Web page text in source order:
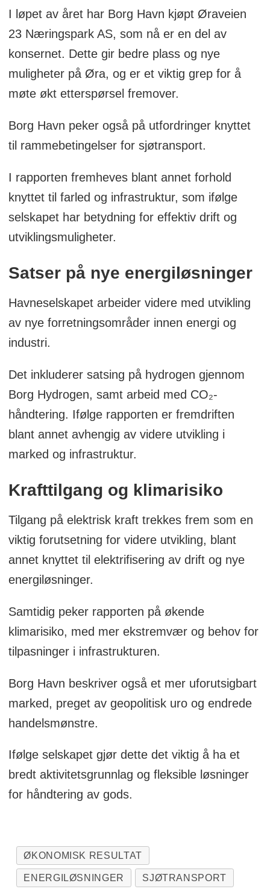
I løpet av året har Borg Havn kjøpt Øraveien
23 Næringspark AS, som nå er en del av
konsernet. Dette gir bedre plass og nye
muligheter på Øra, og er et viktig grep for å
møte økt etterspørsel fremover.
Borg Havn peker også på utfordringer knyttet
til rammebetingelser for sjøtransport.
I rapporten fremheves blant annet forhold
knyttet til farled og infrastruktur, som ifølge
selskapet har betydning for effektiv drift og
utviklingsmuligheter.
Satser på nye energiløsninger
Havneselskapet arbeider videre med utvikling
av nye forretningsområder innen energi og
industri.
Det inkluderer satsing på hydrogen gjennom
Borg Hydrogen, samt arbeid med CO₂-
håndtering. Ifølge rapporten er fremdriften
blant annet avhengig av videre utvikling i
marked og infrastruktur.
Krafttilgang og klimarisiko
Tilgang på elektrisk kraft trekkes frem som en
viktig forutsetning for videre utvikling, blant
annet knyttet til elektrifisering av drift og nye
energiløsninger.
Samtidig peker rapporten på økende
klimarisiko, med mer ekstremvær og behov for
tilpasninger i infrastrukturen.
Borg Havn beskriver også et mer uforutsigbart
marked, preget av geopolitisk uro og endrede
handelsmønstre.
Ifølge selskapet gjør dette det viktig å ha et
bredt aktivitetsgrunnlag og fleksible løsninger
for håndtering av gods.
ØKONOMISK RESULTAT
ENERGILØSNINGER SJØTRANSPORT